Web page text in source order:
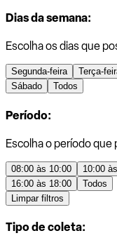
Dias da semana:
Escolha os dias que
Segunda-feira Terça-
Sábado
Todos
Período:
Escolha o período
08:00 às 10:00 10:00
16:00 às 18:00
Todos
Limpar filtros
Tipo de coleta: